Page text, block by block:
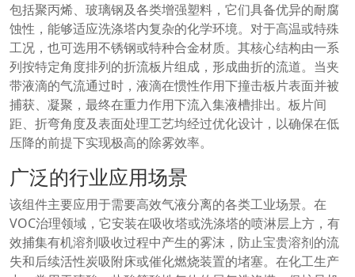
包括聚丙烯、玻璃钢及各类增强塑料，它们具备优异的耐腐
蚀性，能够适应洗涤塔内复杂的化学环境。对于高温或特殊
工况，也可选用不锈钢或特种合金材质。其核心结构由一系
列按特定角度排列的折流板片组成，形成曲折的流道。当夹
带液滴的气流通过时，液滴在惯性作用下撞击板片表面并被
捕获、凝聚，最终在重力作用下流入集液槽排出。板片间
距、折弯角度及表面处理工艺均经过优化设计，以确保在低
压降的前提下实现极高的除雾效率。
广泛的行业应用场景
该组件主要应用于需要高效气液分离的各类工业场景。在
VOC治理领域，它安装在吸收塔或洗涤塔的喷淋层上方，有
效捕集有机溶剂吸收过程中产生的雾沫，防止宝贵溶剂的流
失和后续活性炭吸附床或催化燃烧装置的堵塞。在化工生产